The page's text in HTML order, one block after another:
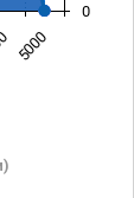
5000
0